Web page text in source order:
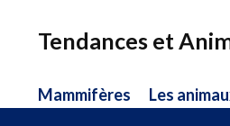
Tendances et
Mammifères Les